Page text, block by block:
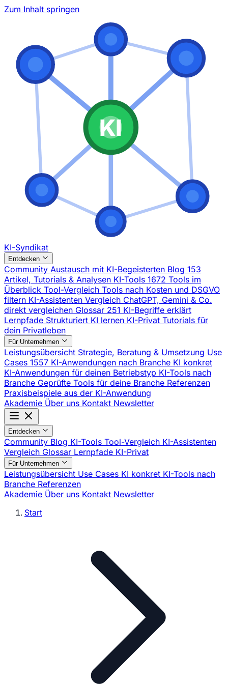
Zum Inhalt springen
KI
KI-Syndikat
Entdecken
Community Austausch mit KI-Begeisterten Blog 153
Artikel, Tutorials & Analysen KI-Tools 1672 Tools im
Überblick Tool-Vergleich Tools nach Kosten und DSGVO
filtern KI-Assistenten Vergleich ChatGPT, Gemini & Co.
direkt vergleichen Glossar 251 KI-Begriffe erklärt
Lernpfade Strukturiert KI lernen KI-Privat Tutorials für
dein Privatleben
Für Unternehmen
Leistungsübersicht Strategie, Beratung & Umsetzung Use
Cases 1557 KI-Anwendungen nach Branche KI konkret
KI-Anwendungen für deinen Betriebstyp KI-Tools nach
Branche Geprüfte Tools für deine Branche Referenzen
Praxisbeispiele aus der KI-Anwendung
Akademie Über uns Kontakt Newsletter
Entdecken
Community Blog KI-Tools Tool-Vergleich KI-Assistenten
Vergleich Glossar Lernpfade KI-Privat
Für Unternehmen
Leistungsübersicht Use Cases KI konkret KI-Tools nach
Branche Referenzen
Akademie Über uns Kontakt Newsletter
Start